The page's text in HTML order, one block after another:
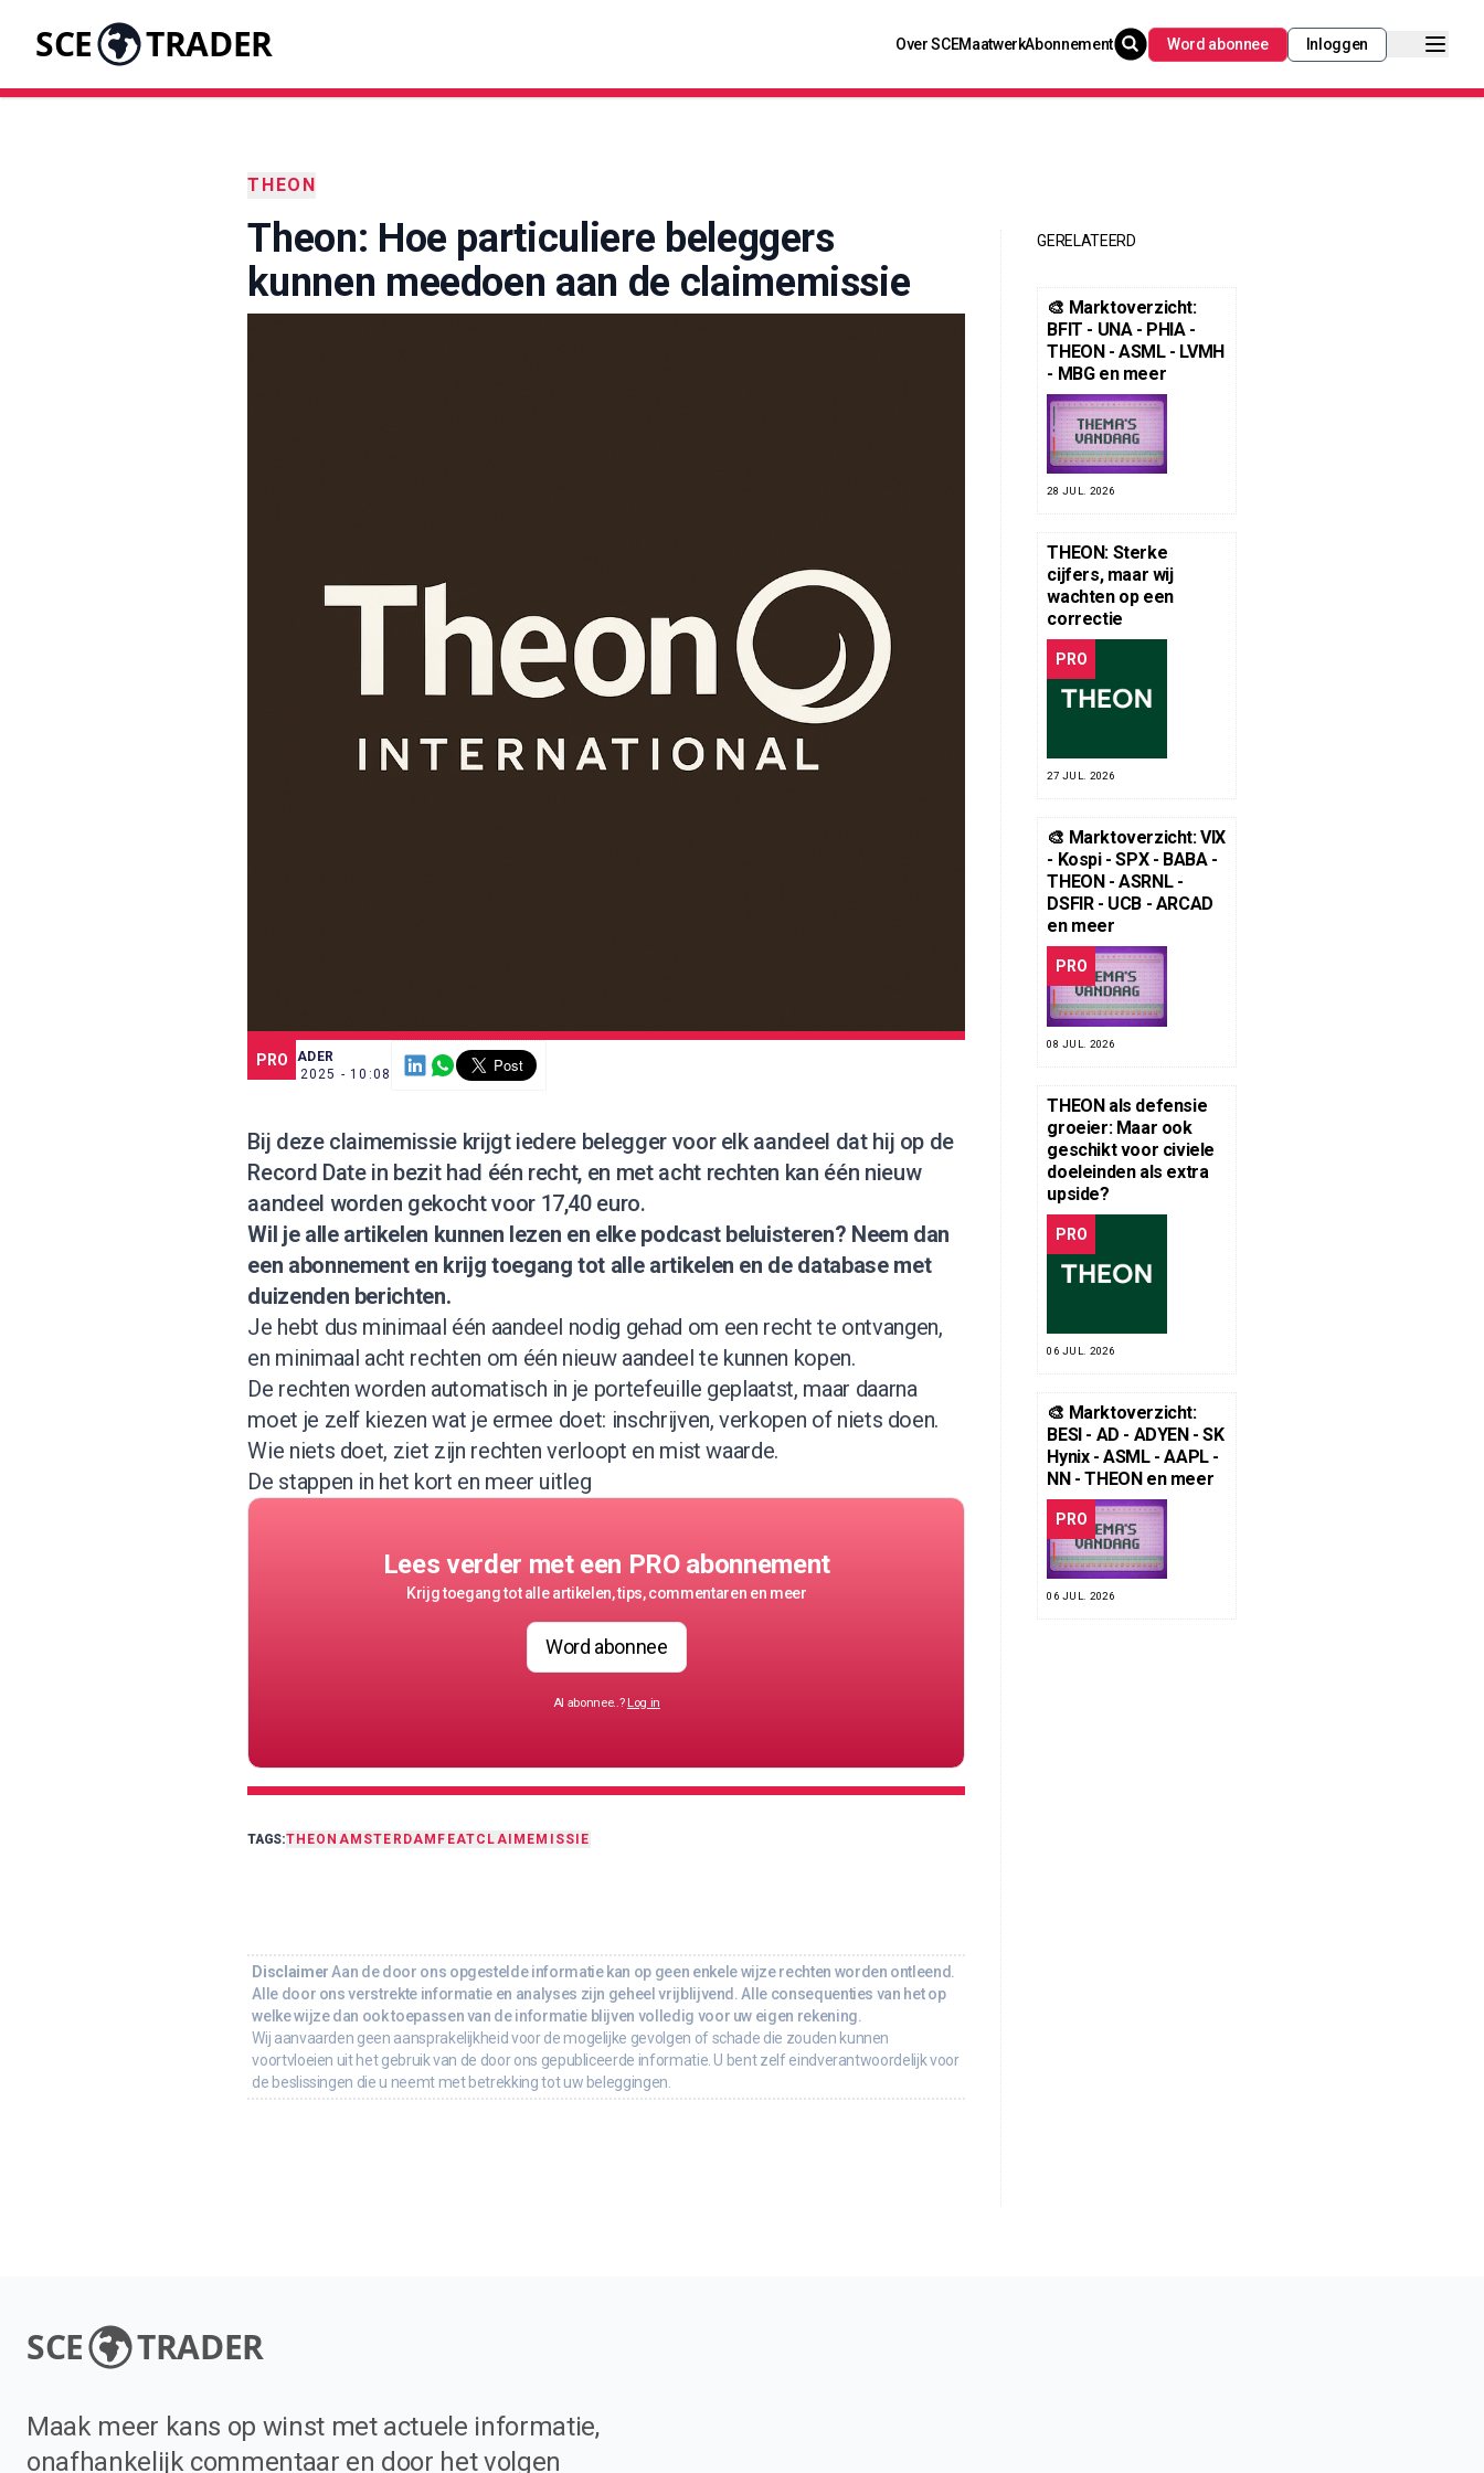
SCE TRADER Over SCEMaatwerkAbonnement Word abonnee Inloggen
THEON
Theon: Hoe particuliere beleggers
kunnen meedoen aan de claimemissie
PRO
SCE TRADER
2 DEC. 2025 - 10:08
Bij deze claimemissie krijgt iedere belegger voor elk aandeel dat hij op de
Record Date in bezit had één recht, en met acht rechten kan één nieuw
aandeel worden gekocht voor 17,40 euro.
Wil je alle artikelen kunnen lezen en elke podcast beluisteren? Neem dan
een abonnementen krijg toegang tot alle artikelen en de database met
duizenden berichten.
Je hebt dus minimaal één aandeel nodig gehad om een recht te ontvangen,
en minimaal acht rechten om één nieuw aandeel te kunnen kopen.
De rechten worden automatisch in je portefeuille geplaatst, maar daarna
moet je zelf kiezen wat je ermee doet: inschrijven, verkopen of niets doen.
Wie niets doet, ziet zijn rechten verloopt en mist waarde.
De stappen in het kort en meer uitleg
Lees verder met een PRO abonnement
Krijg toegang tot alle artikelen, tips, commentaren en meer
Word abonnee
Al abonnee..? Log in
TAGS:THEON AMSTERDAM FEATCLAIMEMISSIE
Disclaimer Aan de door ons opgestelde informatie kan op geen enkele wijze rechten worden ontleend.
Alle door ons verstrekte informatie en analyses zijn geheel vrijblijvend. Alle consequenties van het op
welke wijze dan ook toepassen van de informatie blijven volledig voor uw eigen rekening.
Wij aanvaarden geen aansprakelijkheid voor de mogelijke gevolgen of schade die zouden kunnen
voortvloeien uit het gebruik van de door ons gepubliceerde informatie. U bent zelf eindverantwoordelijk voor
de beslissingen die u neemt met betrekking tot uw beleggingen.
GERELATEERD
🎨 Marktoverzicht:
BFIT - UNA - PHIA -
THEON - ASML - LVMH
- MBG en meer
28 JUL. 2026
THEON: Sterke
cijfers, maar wij
wachten op een
correctie
PRO
27 JUL. 2026
🎨 Marktoverzicht: VIX
- Kospi - SPX - BABA -
THEON - ASRNL -
DSFIR - UCB - ARCAD
en meer
PRO
08 JUL. 2026
THEON als defensie
groeier: Maar ook
geschikt voor civiele
doeleinden als extra
upside?
PRO
06 JUL. 2026
🎨 Marktoverzicht:
BESI - AD - ADYEN - SK
Hynix - ASML - AAPL -
NN - THEON en meer
PRO
06 JUL. 2026
SCE TRADER
Maak meer kans op winst met actuele informatie,
onafhankelijk commentaar en door het volgen